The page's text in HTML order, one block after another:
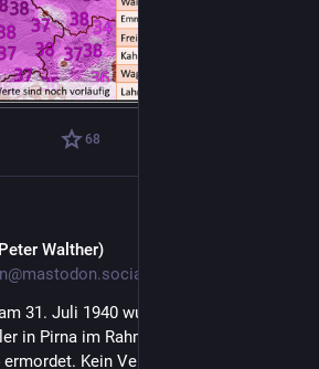
68
Walther)
31. Juli 1940 wurde die Malerin
in Pirna im Rahmen der NS-
Kein Vergessen!